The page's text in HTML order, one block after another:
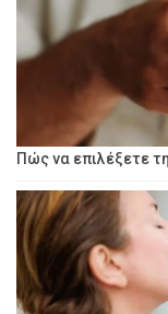
Πώς να επιλέξετε